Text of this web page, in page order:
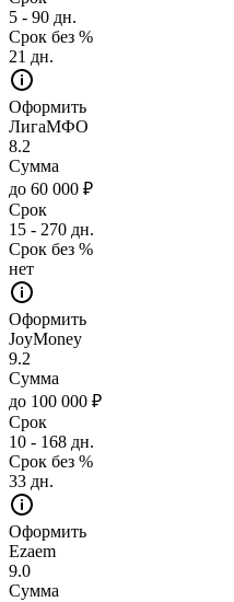
5 - 90 дн.
Срок без %
21 дн.
Оформить
ЛигаМФО
8.2
Сумма
до 60 000 ₽
Срок
15 - 270 дн.
Срок без %
нет
Оформить
JoyMoney
9.2
Сумма
до 100 000 ₽
Срок
10 - 168 дн.
Срок без %
33 дн.
Оформить
Ezaem
9.0
Сумма